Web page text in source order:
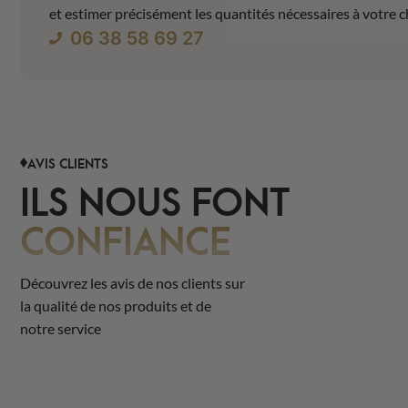
et estimer précisément les quantités nécessaires à votre
06 38 58 69 27
AVIS CLIENTS
ILS NOUS FONT
CONFIANCE
Découvrez les avis de nos clients sur
la qualité de nos produits et de
notre service